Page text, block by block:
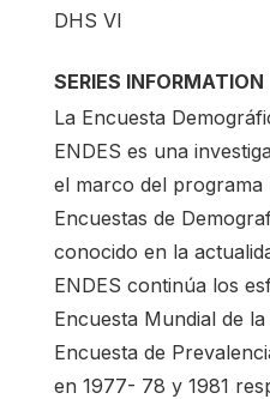
DHS VI
SERIES INFORMATION
La Encuesta
ENDES es una
el marco del programa
Encuestas de
conocido en la
ENDES continúa los
Encuesta Mundial de
Encuesta de
en 1977- 78 y 1981